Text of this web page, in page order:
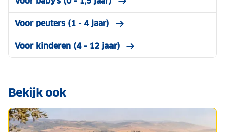
Voor peuters (1 - 4 jaar)
Voor kinderen (4 - 12 jaar)
Bekijk ook